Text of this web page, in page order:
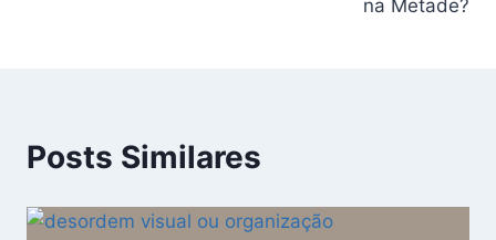
na Metade?
Posts Similares